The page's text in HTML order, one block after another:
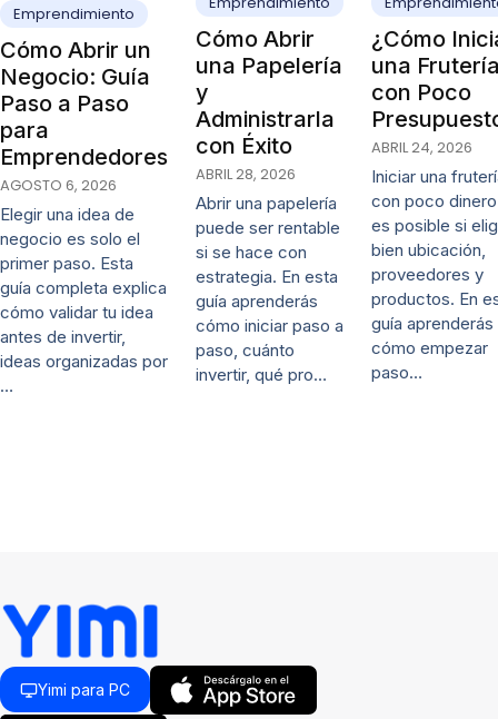
Emprendimiento
Cómo Abrir un
Negocio: Guía
Paso a Paso
para
Emprendedores
AGOSTO 6, 2026
Elegir una idea de
negocio es solo el
primer paso. Esta
guía completa explica
cómo validar tu idea
antes de invertir,
ideas organizadas por
…
Cómo Abrir
una Papelería
y
Administrarla
con Éxito
ABRIL 28, 2026
Abrir una papelería
puede ser rentable
si se hace con
estrategia. En esta
guía aprenderás
cómo iniciar paso a
paso, cuánto
invertir, qué pro…
¿Cómo
una
con Poco
ABRIL 24, 2026
Iniciar una
con poco dinero
es posible si
bien ubicación,
proveedores y
productos. En
guía aprenderás
cómo empezar
paso…
Yimi para PC